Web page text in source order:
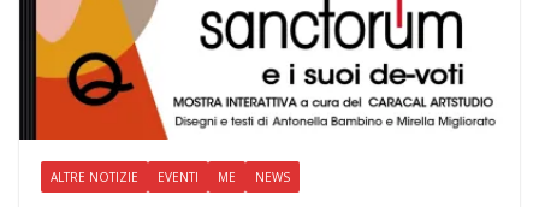
ALTRE NOTIZIE EVENTI ME NEWS